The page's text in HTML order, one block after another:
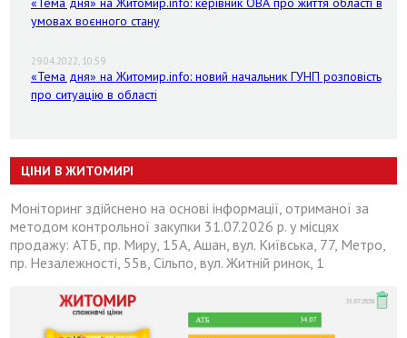
умовах воєнного стану
29.04.2022, 10:59
«Тема дня» на Житомир.info: новий начальник ГУНП розповість
про ситуацію в області
ЦІНИ В ЖИТОМИРІ
Моніторинг здійснено на основі інформації, отриманої за
методом контрольної закупки 31.07.2026 р. у місцях
продажу: АТБ, пр. Миру, 15А, Ашан, вул. Київська, 77, Метро,
пр. Незалежності, 55в, Сільпо, вул. Житній ринок, 1